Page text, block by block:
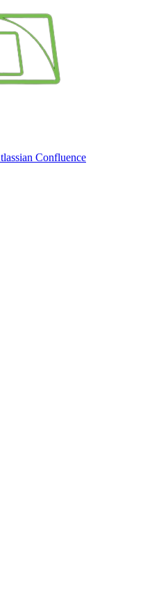
Confluence